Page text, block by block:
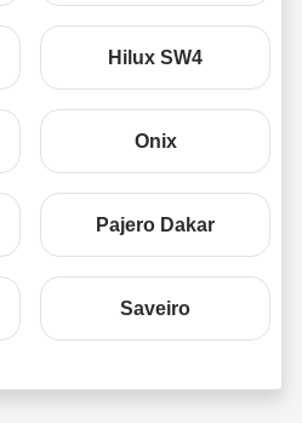
Hilux SW4
Onix
Pajero Dakar
Saveiro